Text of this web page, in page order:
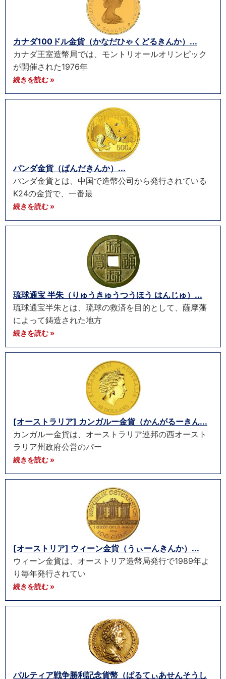
カナダ100ドル金貨（かなだひゃくどるきんか）...
カナダ王室造幣局では、モントリオールオリンピック
が開催された1976年
続きを読む »
パンダ金貨（ぱんだきんか）...
パンダ金貨とは、中国で造幣公司から発行されている
K24の金貨で、一番最
続きを読む »
琉球通宝 半朱（りゅうきゅうつうほう はんじゅ）...
琉球通宝半朱とは、琉球の救済を目的として、薩摩藩
によって鋳造された地方
続きを読む »
[オーストラリア] カンガルー金貨（かんがるーきん...
カンガルー金貨は、オーストラリア連邦の西オースト
ラリア州政府公営のパー
続きを読む »
[オーストリア] ウィーン金貨（うぃーんきんか）...
ウィーン金貨は、オーストリア造幣局発行で1989年よ
り毎年発行されてい
続きを読む »
パルティア戦争勝利記念貨幣（ぱるてぃあせんそうし